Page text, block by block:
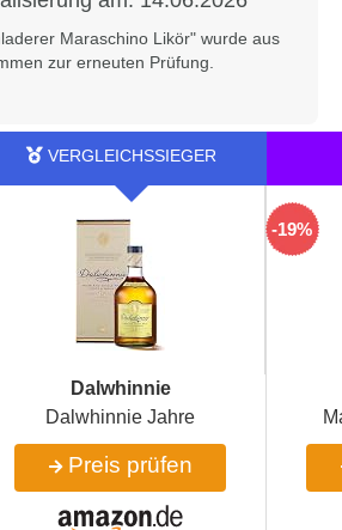
Maraschino Likör" wurde aus
zur erneuten Prüfung.
-19%
Dalwhinnie
Dalwhinnie Jahre
Preis prüfen